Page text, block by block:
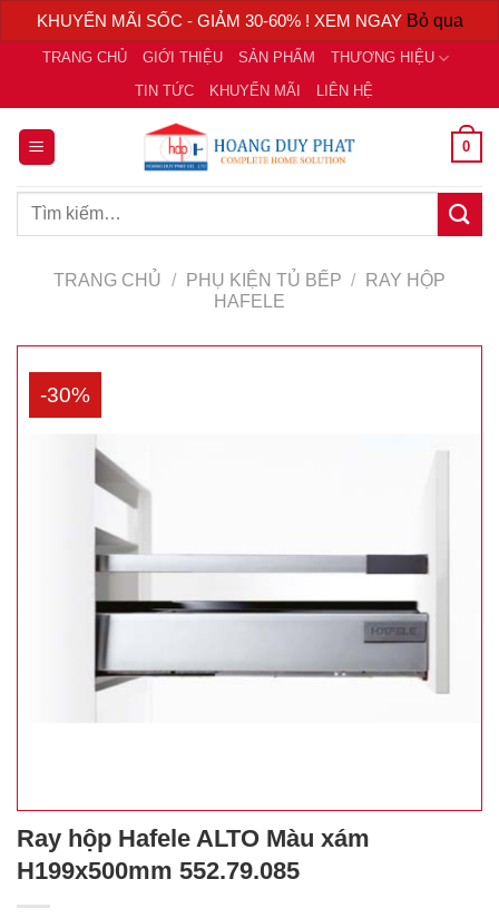
KHUYẾN MÃI SỐC - GIẢM 30-60% ! XEM NGAY Bỏ qua
Chuyển
nội
dung
TRANG CHỦ GIỚI THIỆU SẢN PHẨM
THƯƠNG HIỆU
TIN TỨC
KHUYẾN MÃI LIÊN HỆ
0
Tìm
TRANG CHỦ / PHỤ KIỆN TỦ BẾP /
RAY HỘP
HAFELE
-30%
Ray hộp Hafele ALTO Màu xám
H199x500mm 552.79.085